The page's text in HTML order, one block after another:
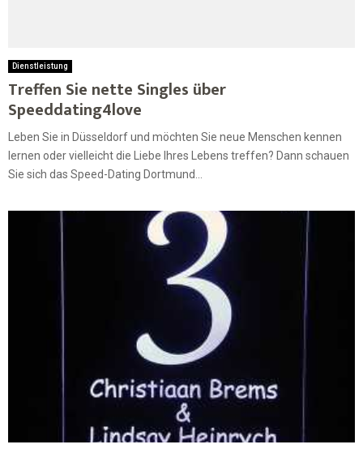
Dienstleistung
Treffen Sie nette Singles über
Speeddating4love
Leben Sie in Düsseldorf und möchten Sie neue Menschen kennen
lernen oder vielleicht die Liebe Ihres Lebens treffen? Dann schauen
Sie sich das Speed-Dating Dortmund...